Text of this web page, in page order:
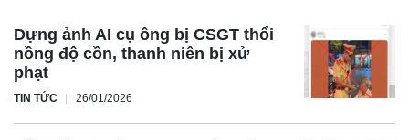
Dựng ảnh AI cụ ông bị CSGT thổi
nồng độ cồn, thanh niên bị xử
phạt
TIN TỨC 26/01/2026